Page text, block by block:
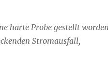
harte Probe gestellt worden
Stromausfall,